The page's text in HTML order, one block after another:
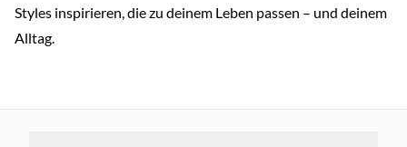
Styles inspirieren, die zu deinem Leben passen – und deinem
Alltag.